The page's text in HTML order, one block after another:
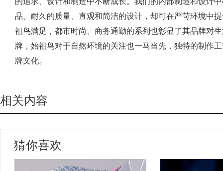
品。耐久的质量、直观和简洁的设计，却可在严苛环境中
祖鸟满足，都市时尚、商务通勤的系列也彰显了其品牌对
牌，始祖鸟对于自然环境的关注也一马当先，独特的制作
牌文化。
相关内容
猜你喜欢